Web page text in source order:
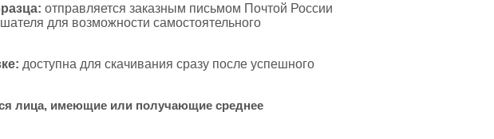
отправляется заказным письмом Почтой России
для возможности самостоятельного
доступна для скачивания сразу после успешного
лица, имеющие или получающие среднее